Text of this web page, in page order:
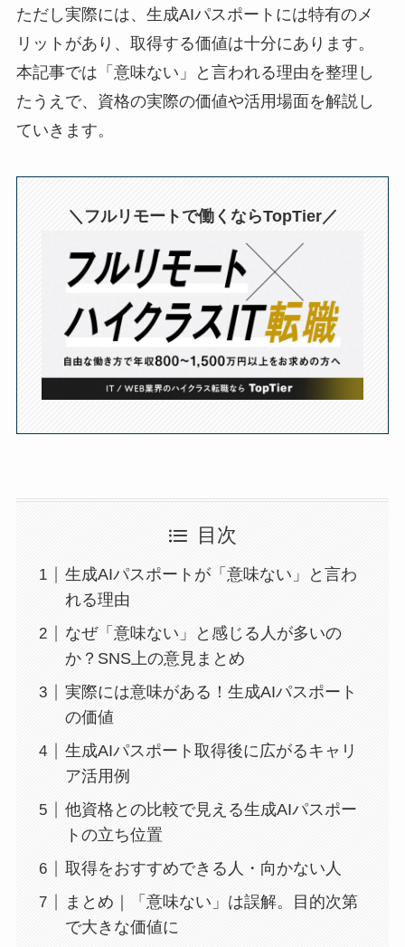
ただし実際には、生成AIパスポートには特有のメ
リットがあり、取得する価値は十分にあります。
本記事では「意味ない」と言われる理由を整理し
たうえで、資格の実際の価値や活用場面を解説し
ていきます。
＼フルリモートで働くならTopTier／
目次
生成AIパスポートが「意味ない」と言わ
れる理由
なぜ「意味ない」と感じる人が多いの
か？SNS上の意見まとめ
実際には意味がある！生成AIパスポート
の価値
生成AIパスポート取得後に広がるキャリ
ア活用例
他資格との比較で見える生成AIパスポー
トの立ち位置
取得をおすすめできる人・向かない人
まとめ｜「意味ない」は誤解。目的次第
で大きな価値に